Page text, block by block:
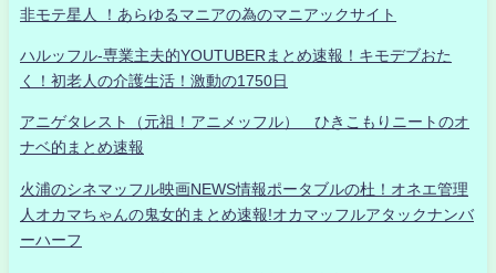
非モテ星人 ！あらゆるマニアの為のマニアックサイト
ハルッフル-専業主夫的YOUTUBERまとめ速報！キモデブおた
く！初老人の介護生活！激動の1750日
アニゲタレスト（元祖！アニメッフル） ひきこもりニートのオ
ナベ的まとめ速報
火浦のシネマッフル映画NEWS情報ポータブルの杜！オネエ管理
人オカマちゃんの鬼女的まとめ速報!オカマッフルアタックナンバ
ーハーフ